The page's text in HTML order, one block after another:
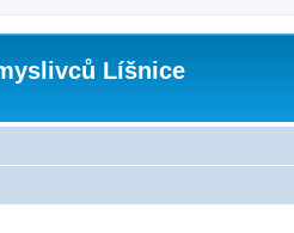
Líšnice